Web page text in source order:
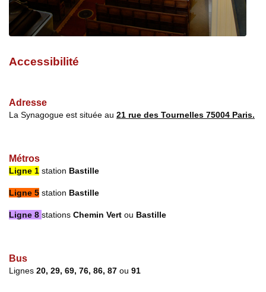
Accessibilité
Adresse
La Synagogue est située au 21 rue des Tournelles 75004 Paris.
Métros
Ligne 1 station Bastille
Ligne 5 station Bastille
Ligne 8 stations Chemin Vert ou Bastille
Bus
Lignes 20, 29, 69, 76, 86, 87 ou 91